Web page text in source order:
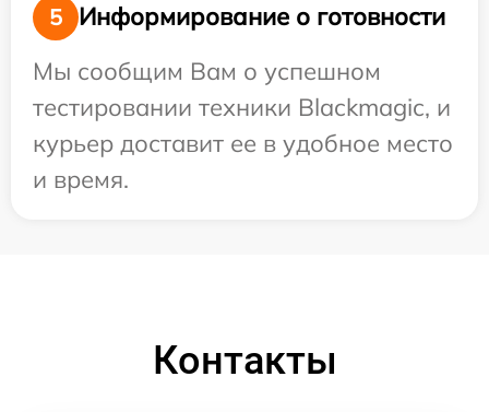
5
Информирование о готовности
Мы сообщим Вам о успешном
тестировании техники Blackmagic, и
курьер доставит ее в удобное место
и время.
Контакты